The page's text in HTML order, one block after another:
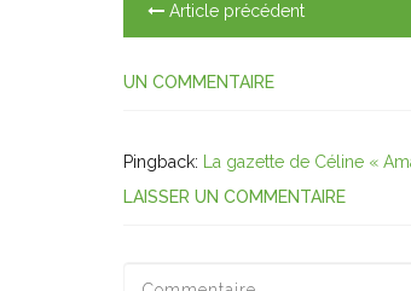
Article précédent
UN COMMENTAIRE
Pingback:
La gazette de Céline «
LAISSER UN COMMENTAIRE